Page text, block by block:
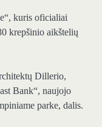
kuris oficialiai
krepšinio aikštelių
Dillerio,
Bank“, naujojo
parke, dalis.